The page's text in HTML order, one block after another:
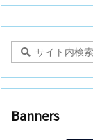
Banners